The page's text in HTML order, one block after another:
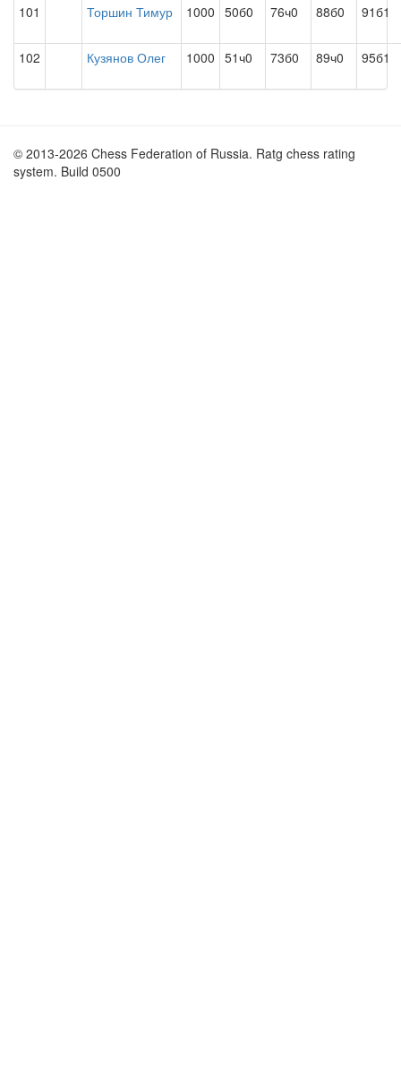
101 Торшин Тимур 1000 50б0 76ч0 88б0 91б1
102 Кузянов Олег 1000 51ч0 73б0 89ч0 95б1
© 2013-2026 Chess Federation of Russia. Ratg chess rating
system. Build 0500